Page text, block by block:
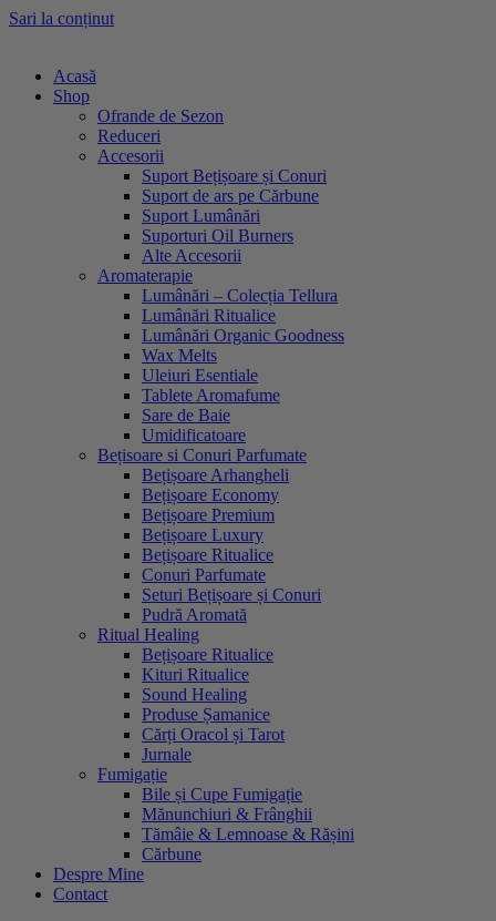
Sari la conținut
Acasă
Shop
Ofrande de Sezon
Reduceri
Accesorii
Suport Bețișoare și Conuri
Suport de ars pe Cărbune
Suport Lumânări
Suporturi Oil Burners
Alte Accesorii
Aromaterapie
Lumânări – Colecția Tellura
Lumânări Ritualice
Lumânări Organic Goodness
Wax Melts
Uleiuri Esentiale
Tablete Aromafume
Sare de Baie
Umidificatoare
Bețisoare si Conuri Parfumate
Bețișoare Arhangheli
Bețișoare Economy
Bețișoare Premium
Bețișoare Luxury
Bețișoare Ritualice
Conuri Parfumate
Seturi Bețișoare și Conuri
Pudră Aromată
Ritual Healing
Bețișoare Ritualice
Kituri Ritualice
Sound Healing
Produse Șamanice
Cărți Oracol și Tarot
Jurnale
Fumigație
Bile și Cupe Fumigație
Mănunchiuri & Frânghii
Tămâie & Lemnoase & Rășini
Cărbune
Despre Mine
Contact